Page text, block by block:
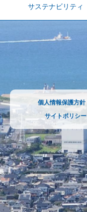
サステナビリティ
個人情報保護方針
サイトポリシー